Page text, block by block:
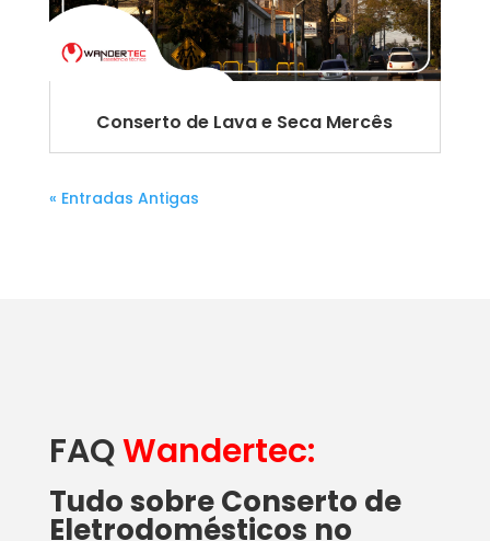
Conserto de Lava e Seca Mercês
« Entradas Antigas
FAQWandertec:
Tudo sobre Conserto de
Eletrodomésticos no